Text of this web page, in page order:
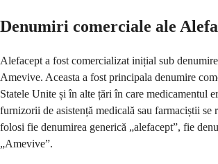
Denumiri comerciale ale
Alefacept a fost comercializat inițial sub
Amevive. Aceasta a fost principala denumire
Statele Unite și în alte țări în care medicamentul
furnizorii de asistență medicală sau farmaciștii se
folosi fie denumirea generică „alefacept”, fie
„Amevive”.